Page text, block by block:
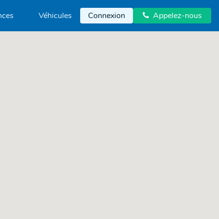
Véhicules Connexion  Appelez-nous